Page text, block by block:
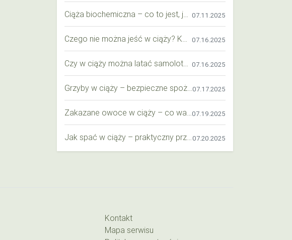
07.11.2025
07.16.2025
07.16.2025
07.17.2025
07.19.2025
07.20.2025
Kontakt
Mapa serwisu